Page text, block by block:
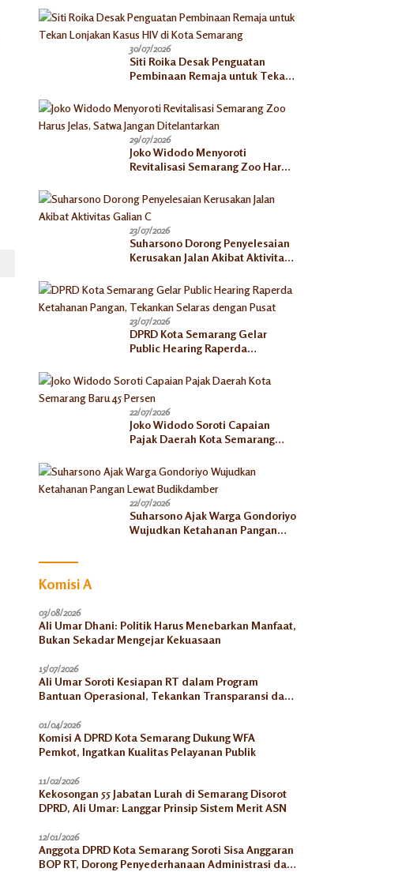
30/07/2026
Siti Roika Desak Penguatan
Pembinaan Remaja untuk Tekan
Semarang
29/07/2026
Joko Widodo Menyoroti
Revitalisasi Semarang Zoo Harus
Ditelantarkan
23/07/2026
Suharsono Dorong Penyelesaian
Kerusakan Jalan Akibat Aktivitas
23/07/2026
DPRD Kota Semarang Gelar
Public Hearing Raperda
Selaras dengan Pusat
22/07/2026
Joko Widodo Soroti Capaian
Pajak Daerah Kota Semarang
22/07/2026
Suharsono Ajak Warga Gondoriyo
Wujudkan Ketahanan Pangan
Komisi A
03/08/2026
Ali Umar Dhani: Politik Harus Menebarkan Manfaat,
Bukan Sekadar Mengejar Kekuasaan
15/07/2026
Ali Umar Soroti Kesiapan RT dalam Program
Bantuan Operasional, Tekankan Transparansi dan
01/04/2026
Komisi A DPRD Kota Semarang Dukung WFA
Pemkot, Ingatkan Kualitas Pelayanan Publik
11/02/2026
Kekosongan 55 Jabatan Lurah di Semarang Disorot
DPRD, Ali Umar: Langgar Prinsip Sistem Merit ASN
12/01/2026
Anggota DPRD Kota Semarang Soroti Sisa Anggaran
BOP RT, Dorong Penyederhanaan Administrasi dan